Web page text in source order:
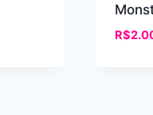
R$